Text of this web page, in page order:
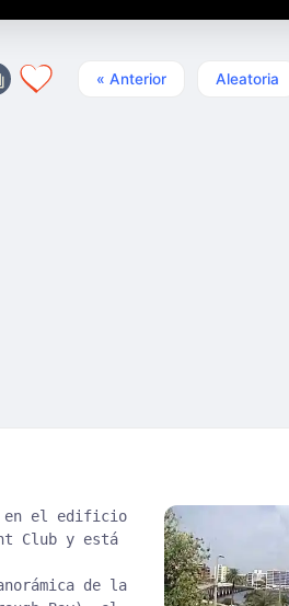
« Anterior Aleatoria
en el edificio
Club y está
de la